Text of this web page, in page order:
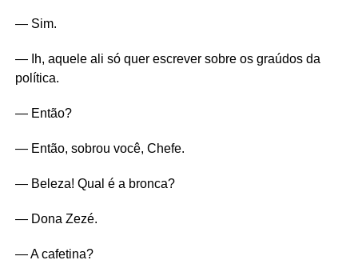
— Sim.
— Ih, aquele ali só quer escrever sobre os graúdos da
política.
— Então?
— Então, sobrou você, Chefe.
— Beleza! Qual é a bronca?
— Dona Zezé.
— A cafetina?